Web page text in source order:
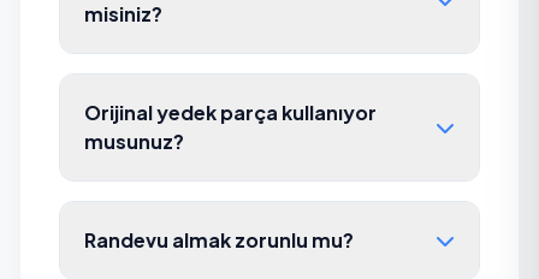
misiniz?
Orijinal yedek parça kullanıyor
musunuz?
Randevu almak zorunlu mu?